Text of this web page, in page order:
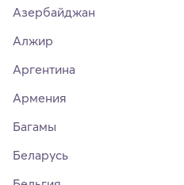
Азербайджан
Алжир
Аргентина
Армения
Багамы
Беларусь